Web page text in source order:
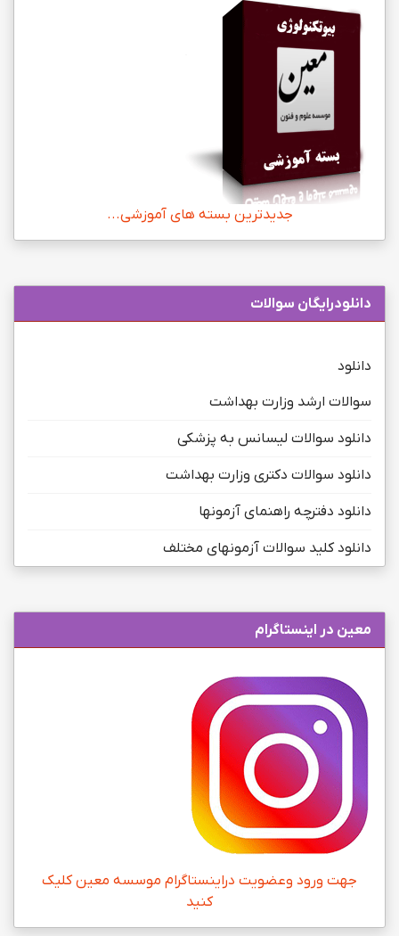
جدیدترین بسته های آموزشی...
دانلودرایگان سوالات
دانلود
سوالات ارشد وزارت بهداشت
دانلود سوالات لیسانس به پزشکی
دانلود سوالات دکتری وزارت بهداشت
دانلود دفترچه راهنمای آزمونها
دانلود کلید سوالات آزمونهای مختلف
معین در اینستاگرام
جهت ورود وعضویت دراینستاگرام موسسه معین کلیک
کنید